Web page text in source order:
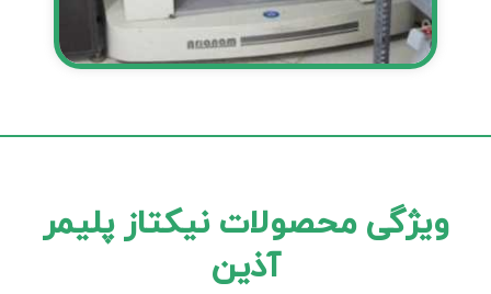
ویژگی محصولات نیکتاز پلیمر
آذین